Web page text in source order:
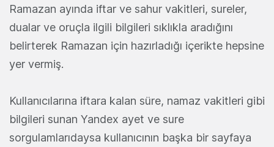
Ramazan ayında iftar ve sahur vakitleri, sureler,
dualar ve oruçla ilgili bilgileri sıklıkla aradığını
belirterek Ramazan için hazırladığı içerikte hepsine
yer vermiş.
Kullanıcılarına iftara kalan süre, namaz vakitleri gibi
bilgileri sunan Yandex ayet ve sure
sorgulamlarıdaysa kullanıcının başka bir sayfaya